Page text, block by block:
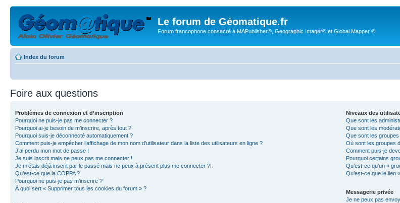
Le forum de Géomatique.fr
Forum francophone consacré à MAPublisher©, Geographic Imager© et Global Mapper ©
Index du forum
Foire aux questions
Problèmes de connexion et d’inscription
Pourquoi ne puis-je pas me connecter ?
Pourquoi ai-je besoin de m’inscrire, après tout ?
Pourquoi suis-je déconnecté automatiquement ?
Comment puis-je empêcher l’affichage de mon nom d’utilisateur dans la liste des utilisateurs en ligne ?
J’ai perdu mon mot de passe !
Je suis inscrit mais ne peux pas me connecter !
Je m’étais déjà inscrit par le passé mais ne peux à présent plus me connecter ?!
Qu’est-ce que la COPPA ?
Pourquoi ne puis-je pas m’inscrire ?
À quoi sert « Supprimer tous les cookies du forum » ?
Niveaux des
Que sont les
Que sont les
Que sont les groupes
Où sont les groupes
Comment puis-je
Pourquoi certains
Qu’est-ce qu’un «
Qu’est-ce que le lien
Messagerie privée
Je ne peux pas